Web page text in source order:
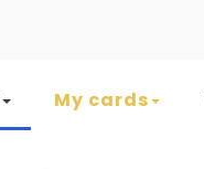
My cards